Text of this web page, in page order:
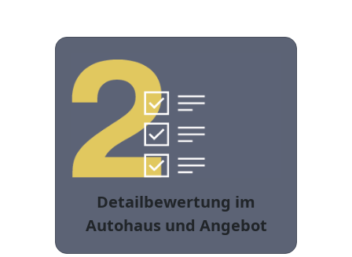
Detailbewertung im
Autohaus und Angebot